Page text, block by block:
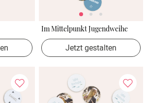
Im Mittelpunkt Jugendweihe
Jetzt gestalten